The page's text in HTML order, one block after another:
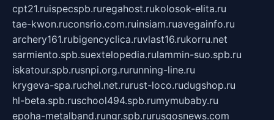
cpt21.ruispecspb.ruregahost.rukolosok-elita.ru
tae-kwon.ruconsrio.com.ruinsiam.ruavegainfo.ru
archery161.rubigencyclica.ruvlast16.rukorru.net
sarmiento.spb.suextelopedia.rulammin-suo.spb.ru
iskatour.spb.rusnpi.org.rurunning-line.ru
krygeva-spa.ruchel.net.rurust-loco.rudugshop.ru
hl-beta.spb.ruschool494.spb.rumymubaby.ru
epoha-metalband.rungr.spb.rurusgosnews.com